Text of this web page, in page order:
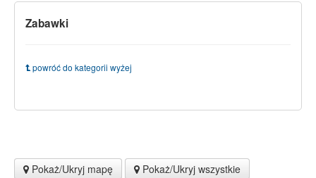
Zabawki
powróć do kategorii wyżej
Pokaż/Ukryj mapę Pokaż/Ukryj wszystkie